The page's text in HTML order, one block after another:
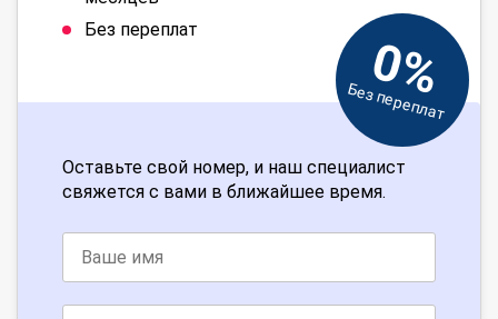
Без переплат
0%
Без переплат
Оставьте свой номер, и наш специалист
свяжется с вами в ближайшее время.